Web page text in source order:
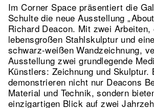
Im Corner Space präsentiert die
Schulte die neue Ausstellung
Richard Deacon. Mit zwei
lebensgroßen Stahlskulptur und
schwarz-weißen Wandzeichnung,
Ausstellung zwei grundlegende
Künstlers: Zeichnung und Skulptur.
demonstrieren nicht nur Deacons
Material und Technik, sondern
einzigartigen Blick auf zwei